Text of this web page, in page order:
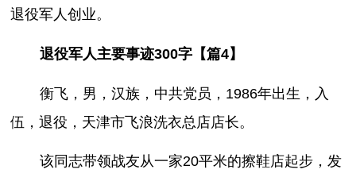
退役军人创业。
退役军人主要事迹300字【篇4】
衡飞，男，汉族，中共党员，1986年出生，入
伍，退役，天津市飞浪洗衣总店店长。
该同志带领战友从一家20平米的擦鞋店起步，发